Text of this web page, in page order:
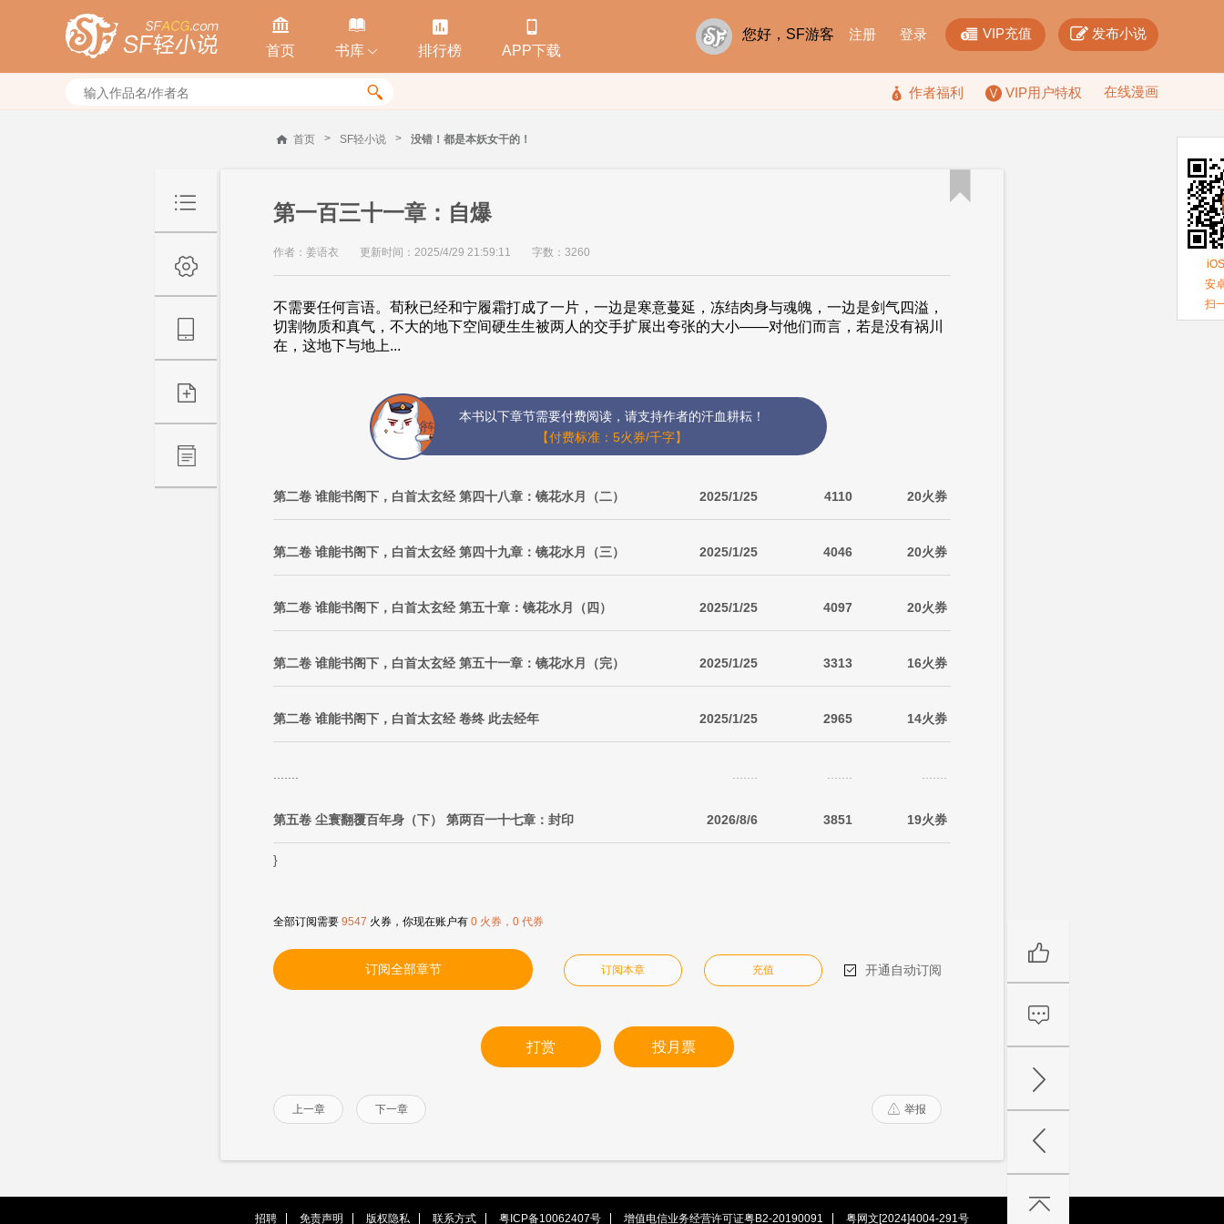

首页

书库 

排行榜

APP下载
您好，SF游客 注册 登录  VIP充值  发布小说
  作者福利 VIP用户特权 在线漫画
首页 > SF轻小说 > 没错！都是本妖女干的！
第一百三十一章：自爆
作者：姜语衣 更新时间：2025/4/29 21:59:11 字数：3260
不需要任何言语。荀秋已经和宁履霜打成了一片，一边是寒意蔓延，冻结肉身与魂魄，一边是剑气四溢，
切割物质和真气，不大的地下空间硬生生被两人的交手扩展出夸张的大小——对他们而言，若是没有祸川
在，这地下与地上...
本书以下章节需要付费阅读，请支持作者的汗血耕耘！
【付费标准：5火券/千字】
第二卷 谁能书阁下，白首太玄经 第四十八章：镜花水月（二） 2025/1/25 4110 20火券
第二卷 谁能书阁下，白首太玄经 第四十九章：镜花水月（三） 2025/1/25 4046 20火券
第二卷 谁能书阁下，白首太玄经 第五十章：镜花水月（四） 2025/1/25 4097 20火券
第二卷 谁能书阁下，白首太玄经 第五十一章：镜花水月（完） 2025/1/25 3313 16火券
第二卷 谁能书阁下，白首太玄经 卷终 此去经年 2025/1/25 2965 14火券
第五卷 尘寰翻覆百年身（下） 第两百一十七章：封印 2026/8/6 3851 19火券
}
全部订阅需要 9547 火券，你现在账户有 0 火券，0 代券
订阅全部章节 订阅本章 充值  开通自动订阅
打赏 投月票
上一章 下一章  举报

招聘 免责声明 版权隐私 联系方式 粤ICP备10062407号 增值电信业务经营许可证粤B2-20190091 粤网文[2024]4004-291号
安
扫